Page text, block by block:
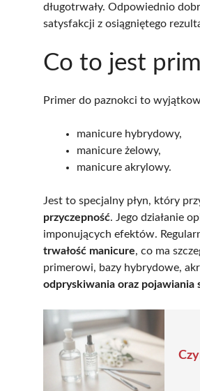
długotrwały. Odpowiednio
satysfakcji z osiągniętego
Co to jest
Primer do paznokci to
manicure hybrydowy,
manicure żelowy,
manicure akrylowy.
Jest to specjalny płyn, który
przyczepność. Jego działanie
imponujących efektów.
trwałość manicure, co ma
primerowi, bazy hybrydowe,
odpryskiwania oraz